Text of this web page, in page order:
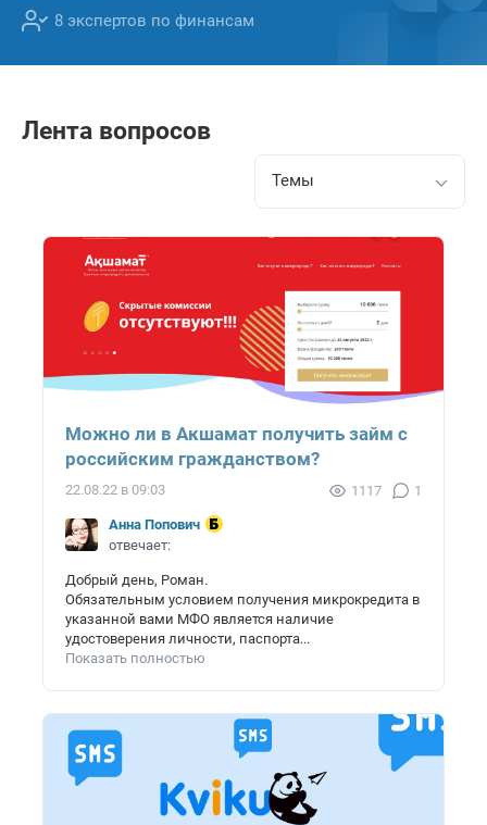
8 экспертов по финансам
Лента вопросов
Темы
Можно ли в Акшамат получить займ с
российским гражданством?
22.08.22 в 09:03 1117 1
Анна Попович
отвечает:
Добрый день, Роман.
Обязательным условием получения микрокредита в
указанной вами МФО является наличие
удостоверения личности, паспорта...
Показать полностью